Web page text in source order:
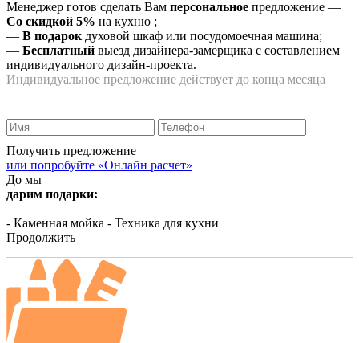
Менеджер готов сделать Вам персональное предложение —
Со скидкой 5% на кухню ;
— В подарок духовой шкаф или посудомоечная машина;
— Бесплатный выезд дизайнера-замерщика с составлением
индивидуального дизайн-проекта.
Индивидуальное предложение действует до конца месяца
Получить предложение
или попробуйте «Онлайн расчет»
До мы
дарим подарки:
- Каменная мойка - Техника для кухни
Продолжить